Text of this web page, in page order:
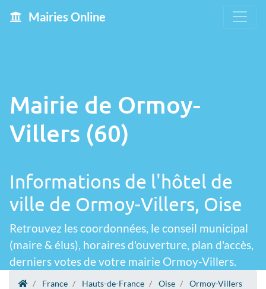
Mairies Online
Mairie de Ormoy-
Villers (60)
Informations de l'hôtel de
ville de Ormoy-Villers, Oise
Retrouvez les coordonnées, le conseil municipal
(maire & élus), horaires d'ouverture, plan d'accès,
derniers votes de votre mairie Ormoy-Villers.
France Hauts-de-France Oise Ormoy-Villers